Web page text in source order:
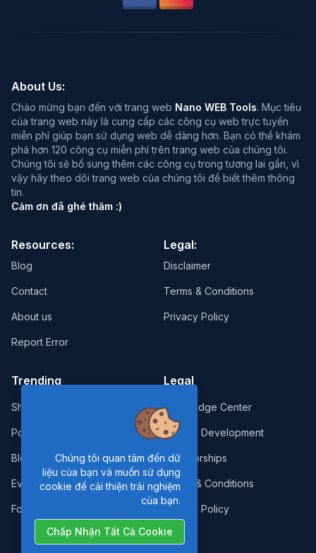
About Us:
Chào mừng bạn đến với trang web Nano WEB Tools. Mục tiêu
của trang web này là cung cấp các công cụ web trực tuyến
miễn phí giúp bạn sử dụng web dễ dàng hơn. Bạn có thể khám
phá hơn 120 công cụ miễn phí trên trang web của chúng tôi.
Chúng tôi sẽ bổ sung thêm các công cụ trong tương lai gần, vì
vậy hãy theo dõi trang web của chúng tôi để biết thêm thông
tin.
Cảm ơn đã ghé thăm :)
Resources:
Blog
Contact
About us
Report Error
Legal:
Disclaimer
Terms & Conditions
Privacy Policy
Trending
Shop
Portfolio
Blog
Events
Forums
Legal
Knowledge Center
Custom Development
Sponsorships
Terms & Conditions
Privacy Policy
Chúng tôi quan tâm đến dữ
liệu của bạn và muốn sử dụng
cookie để cải thiện trải nghiệm
của bạn.
Chấp Nhận Tất Cả Cookie